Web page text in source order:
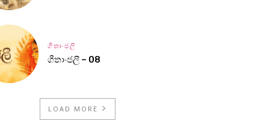
ගීතාංජලී
ගීතාංජලී – 08
LOAD MORE